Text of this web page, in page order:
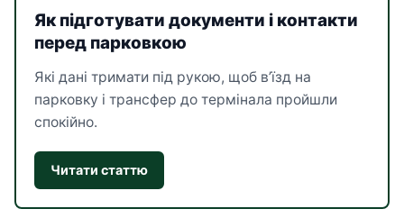
Як підготувати документи і контакти
перед парковкою
Які дані тримати під рукою, щоб в’їзд на
парковку і трансфер до термінала пройшли
спокійно.
Читати статтю